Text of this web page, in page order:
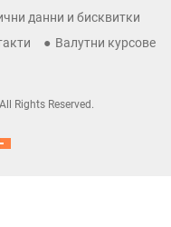
данни и бисквитки
Валутни курсове
Rights Reserved.